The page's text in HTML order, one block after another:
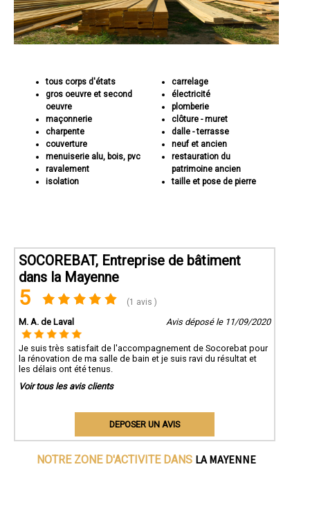
tous corps d'états
gros oeuvre et second
oeuvre
maçonnerie
charpente
couverture
menuiserie alu, bois, pvc
ravalement
isolation
carrelage
électricité
plomberie
clôture - muret
dalle - terrasse
neuf et ancien
restauration du
patrimoine ancien
taille et pose de pierre
SOCOREBAT, Entreprise de bâtiment
dans la Mayenne
5 (1 avis )
M. A. de Laval Avis déposé le 11/09/2020
Je suis très satisfait de l'accompagnement de Socorebat pour
la rénovation de ma salle de bain et je suis ravi du résultat et
les délais ont été tenus.
Voir tous les avis clients
DEPOSER UN AVIS
NOTRE ZONE D'ACTIVITE DANS LA MAYENNE